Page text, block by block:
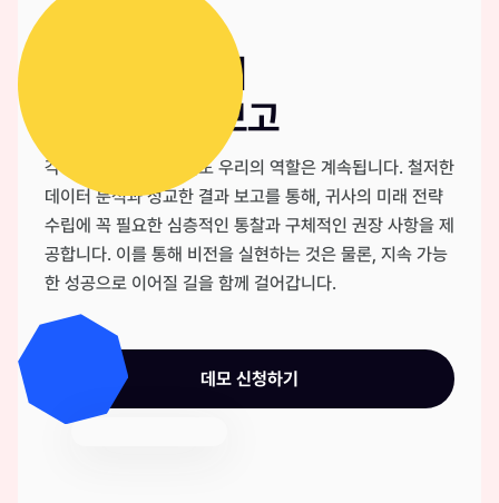
완벽한 마무리
유용한 결과보고
각 행사가 종료된 후에도 우리의 역할은 계속됩니다. 철저한
데이터 분석과 정교한 결과 보고를 통해, 귀사의 미래 전략
수립에 꼭 필요한 심층적인 통찰과 구체적인 권장 사항을 제
공합니다. 이를 통해 비전을 실현하는 것은 물론, 지속 가능
한 성공으로 이어질 길을 함께 걸어갑니다.
데모 신청하기